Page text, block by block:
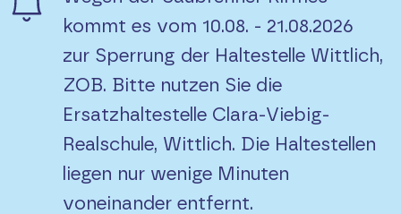
kommt es vom 10.08. - 21.08.2026
zur Sperrung der Haltestelle Wittlich,
ZOB. Bitte nutzen Sie die
Ersatzhaltestelle Clara-Viebig-
Realschule, Wittlich. Die Haltestellen
liegen nur wenige Minuten
voneinander entfernt.